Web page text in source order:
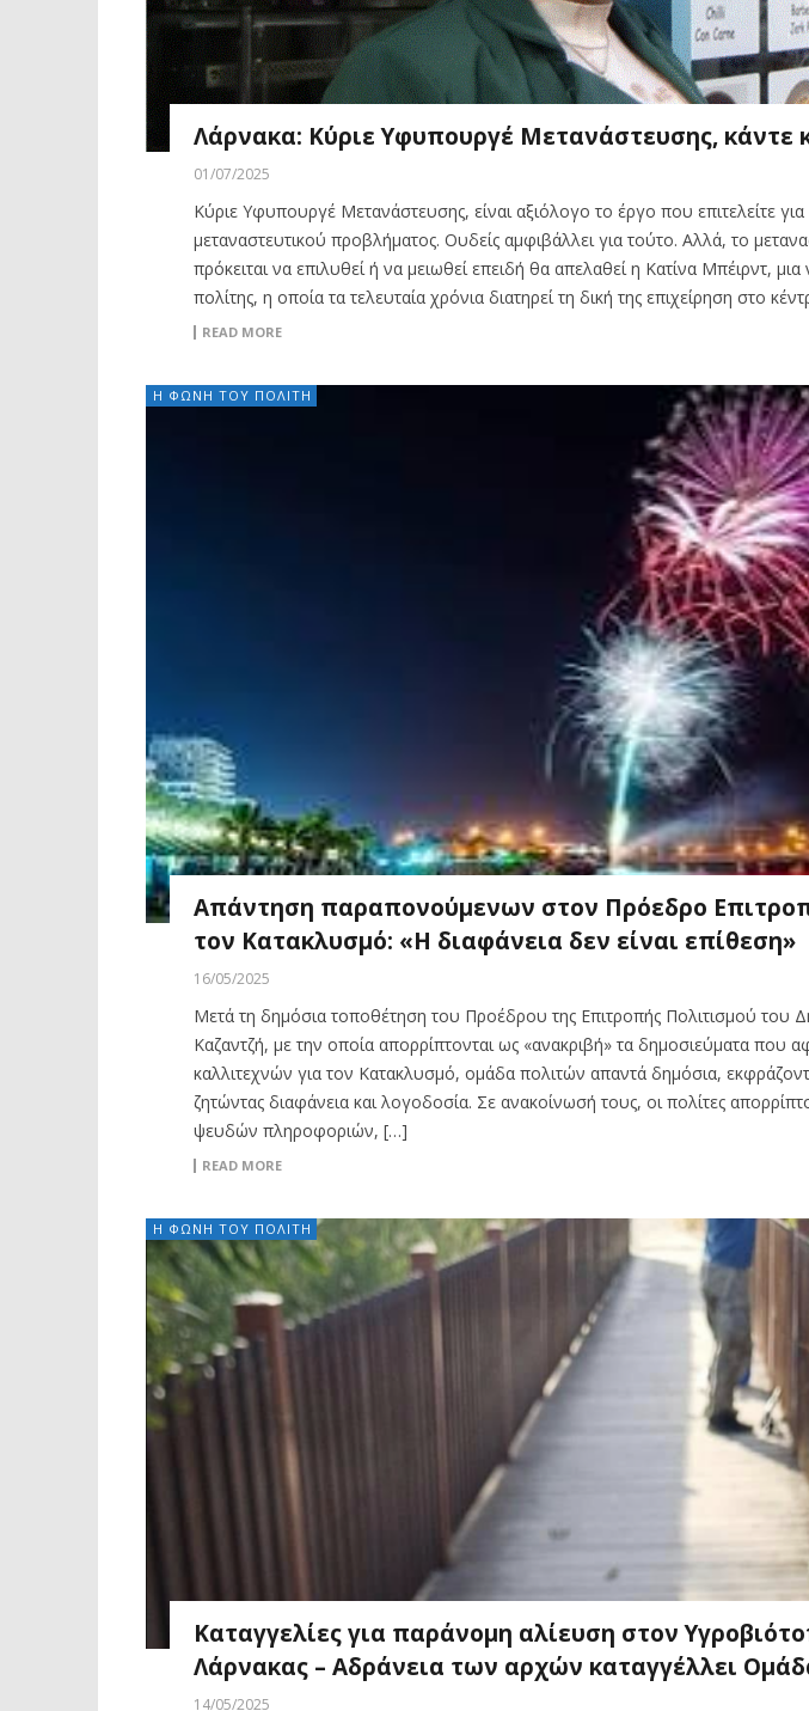
Λάρνακα: Κύριε Υφυπουργέ Μετανάστευσης, κάντε
01/07/2025
Κύριε Υφυπουργέ Μετανάστευσης, είναι αξιόλογο το έργο που επιτελείτε για
μεταναστευτικού προβλήματος. Ουδείς αμφιβάλλει για τούτο. Αλλά, το
πρόκειται να επιλυθεί ή να μειωθεί επειδή θα απελαθεί η Κατίνα Μπέιρντ,
πολίτης, η οποία τα τελευταία χρόνια διατηρεί τη δική της επιχείρηση στο
READ MORE
Η ΦΩΝΗ ΤΟΥ ΠΟΛΙΤΗ
Απάντηση παραπονούμενων στον Πρόεδρο
τον Κατακλυσμό: «Η διαφάνεια δεν είναι επίθεση»
16/05/2025
Μετά τη δημόσια τοποθέτηση του Προέδρου της Επιτροπής Πολιτισμού του
Καζαντζή, με την οποία απορρίπτονται ως «ανακριβή» τα δημοσιεύματα που
καλλιτεχνών για τον Κατακλυσμό, ομάδα πολιτών απαντά δημόσια,
ζητώντας διαφάνεια και λογοδοσία. Σε ανακοίνωσή τους, οι πολίτες
ψευδών πληροφοριών, […]
READ MORE
Η ΦΩΝΗ ΤΟΥ ΠΟΛΙΤΗ
Καταγγελίες για παράνομη αλίευση στον
Λάρνακας – Αδράνεια των αρχών καταγγέλλει
14/05/2025